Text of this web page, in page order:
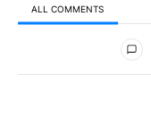
ALL COMMENTS
All Comments